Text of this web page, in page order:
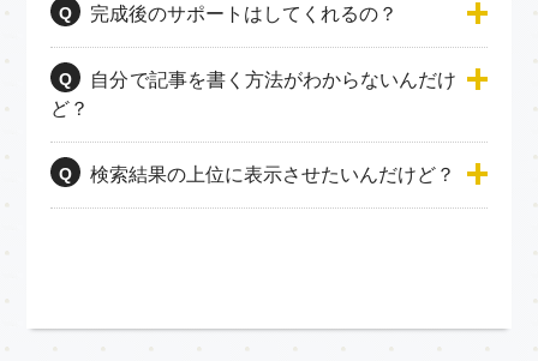
Q 完成後のサポートはしてくれるの？
Q
自分で記事を書く方法がわからないんだけ
ど？
Q 検索結果の上位に表示させたいんだけど？